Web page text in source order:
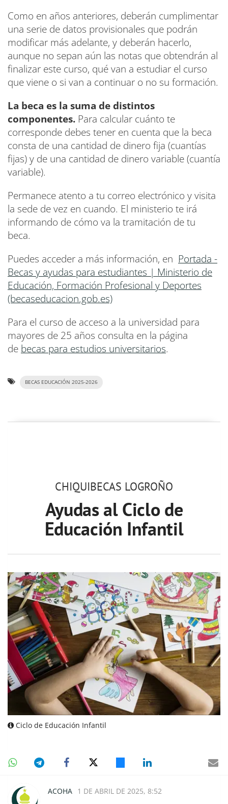
Como en años anteriores, deberán cumplimentar
una serie de datos provisionales que podrán
modificar más adelante, y deberán hacerlo,
aunque no sepan aún las notas que obtendrán al
finalizar este curso, qué van a estudiar el curso
que viene o si van a continuar o no su formación.
La beca es la suma de distintos
componentes. Para calcular cuánto te
corresponde debes tener en cuenta que la beca
consta de una cantidad de dinero fija (cuantías
fijas) y de una cantidad de dinero variable (cuantía
variable).
Permanece atento a tu correo electrónico y visita
la sede de vez en cuando. El ministerio te irá
informando de cómo va la tramitación de tu
beca.
Puedes acceder a más información, en Portada -
Becas y ayudas para estudiantes | Ministerio de
Educación, Formación Profesional y Deportes
(becaseducacion.gob.es)
Para el curso de acceso a la universidad para
mayores de 25 años consulta en la página
de becas para estudios universitarios.
BECAS EDUCACIÓN 2025-2026
CHIQUIBECAS LOGROÑO
Ayudas al Ciclo de
Educación Infantil
Ciclo de Educación Infantil
ACOHA 1 DE ABRIL DE 2025, 8:52